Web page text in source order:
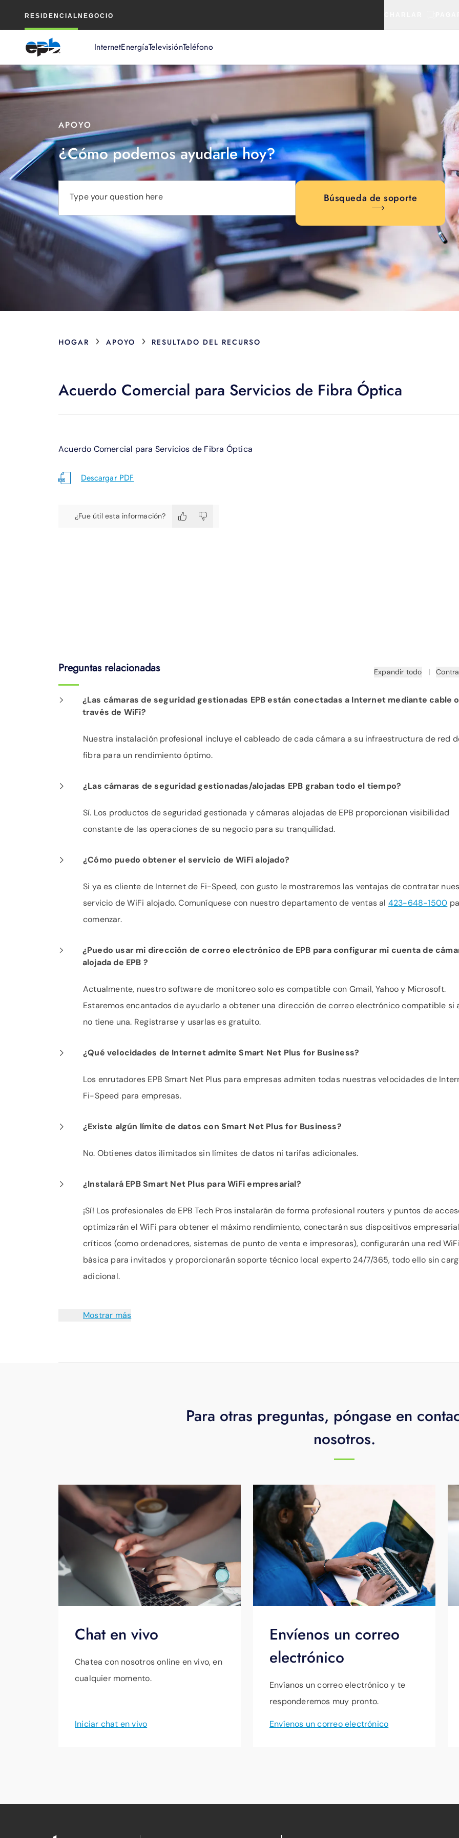
RESIDENCIAL NEGOCIO
InternetEnergíaTelevisiónTeléfono
principal
APOYO
¿Cómo podemos ayudarle hoy?
Type your question here Búsqueda de soporte
HOGAR › APOYO › RESULTADO DEL RECURSO
Acuerdo Comercial para Servicios de Fibra Óptica
Acuerdo Comercial para Servicios de Fibra Óptica
Descargar PDF
¿Fue útil esta información?
Preguntas relacionadas Expandir todo |
¿Las cámaras de seguridad gestionadas EPB están conectadas a Internet mediante cable
través de WiFi?
Nuestra instalación profesional incluye el cableado de cada cámara a su infraestructura de red
fibra para un rendimiento óptimo.
¿Las cámaras de seguridad gestionadas/alojadas EPB graban todo el tiempo?
Sí. Los productos de seguridad gestionada y cámaras alojadas de EPB proporcionan visibilidad
constante de las operaciones de su negocio para su tranquilidad.
¿Cómo puedo obtener el servicio de WiFi alojado?
Si ya es cliente de Internet de Fi-Speed, con gusto le mostraremos las ventajas de contratar
servicio de WiFi alojado. Comuníquese con nuestro departamento de ventas al 423-648-1500
comenzar.
¿Puedo usar mi dirección de correo electrónico de EPB para configurar mi cuenta de
alojada de EPB ?
Actualmente, nuestro software de monitoreo solo es compatible con Gmail, Yahoo y Microsoft.
Estaremos encantados de ayudarlo a obtener una dirección de correo electrónico compatible si
no tiene una. Registrarse y usarlas es gratuito.
¿Qué velocidades de Internet admite Smart Net Plus for Business?
Los enrutadores EPB Smart Net Plus para empresas admiten todas nuestras velocidades de
Fi-Speed ​​para empresas.
¿Existe algún límite de datos con Smart Net Plus for Business?
No. Obtienes datos ilimitados sin límites de datos ni tarifas adicionales.
¿Instalará EPB Smart Net Plus para WiFi empresarial?
¡Sí! Los profesionales de EPB Tech Pros instalarán de forma profesional routers y puntos de
optimizarán el WiFi para obtener el máximo rendimiento, conectarán sus dispositivos
críticos (como ordenadores, sistemas de punto de venta e impresoras), configurarán una red WiFi
básica para invitados y proporcionarán soporte técnico local experto 24/7/365, todo ello sin
adicional.
Mostrar más
Para otras preguntas, póngase en
nosotros.
Chat en vivo
Chatea con nosotros online en vivo, en
cualquier momento.
Iniciar chat en vivo
Envíenos un correo
electrónico
Envíanos un correo electrónico y te
responderemos muy pronto.
Envíenos un correo electrónico